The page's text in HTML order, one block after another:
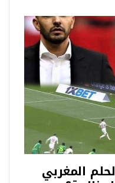
المغربي